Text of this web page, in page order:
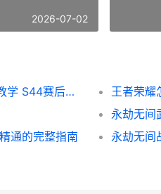
2026-07-02
王者荣耀怎么看上一局数据复盘教学 S44赛后分析工具详解
王者荣耀
永劫无间
通的完整指南
永劫无间